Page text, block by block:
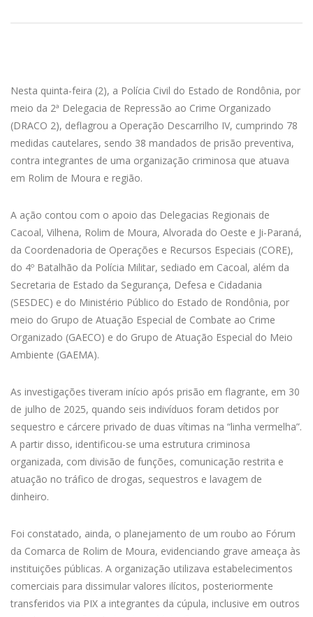
Nesta quinta-feira (2), a Polícia Civil do Estado de Rondônia, por
meio da 2ª Delegacia de Repressão ao Crime Organizado
(DRACO 2), deflagrou a Operação Descarrilho IV, cumprindo 78
medidas cautelares, sendo 38 mandados de prisão preventiva,
contra integrantes de uma organização criminosa que atuava
em Rolim de Moura e região.
A ação contou com o apoio das Delegacias Regionais de
Cacoal, Vilhena, Rolim de Moura, Alvorada do Oeste e Ji-Paraná,
da Coordenadoria de Operações e Recursos Especiais (CORE),
do 4º Batalhão da Polícia Militar, sediado em Cacoal, além da
Secretaria de Estado da Segurança, Defesa e Cidadania
(SESDEC) e do Ministério Público do Estado de Rondônia, por
meio do Grupo de Atuação Especial de Combate ao Crime
Organizado (GAECO) e do Grupo de Atuação Especial do Meio
Ambiente (GAEMA).
As investigações tiveram início após prisão em flagrante, em 30
de julho de 2025, quando seis indivíduos foram detidos por
sequestro e cárcere privado de duas vítimas na “linha vermelha”.
A partir disso, identificou-se uma estrutura criminosa
organizada, com divisão de funções, comunicação restrita e
atuação no tráfico de drogas, sequestros e lavagem de
dinheiro.
Foi constatado, ainda, o planejamento de um roubo ao Fórum
da Comarca de Rolim de Moura, evidenciando grave ameaça às
instituições públicas. A organização utilizava estabelecimentos
comerciais para dissimular valores ilícitos, posteriormente
transferidos via PIX a integrantes da cúpula, inclusive em outros